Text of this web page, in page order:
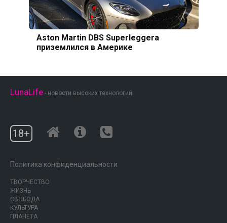
Aston Martin DBS Superleggera
приземлился в Америке
LunaLife - новости высоких технологий
18+
Политика конфиденциальности
ТВОРЧЕСТВО
ЖИЗНЬ
СВОБОДА
КУЛЬТУРА
ПЛАНЕТА